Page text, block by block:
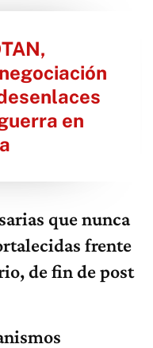
en
que nunca
frente
de fin de post